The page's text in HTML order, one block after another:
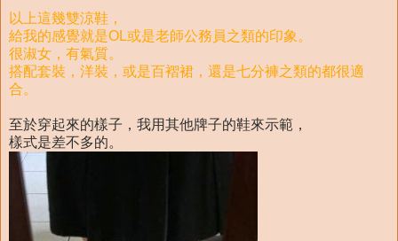
以上這幾雙涼鞋，
給我的感覺就是OL或是老師公務員之類的印象。
很淑女，有氣質。
搭配套裝，洋裝，或是百褶裙，還是七分褲之類的都很適
合。
至於穿起來的樣子，我用其他牌子的鞋來示範，
樣式是差不多的。